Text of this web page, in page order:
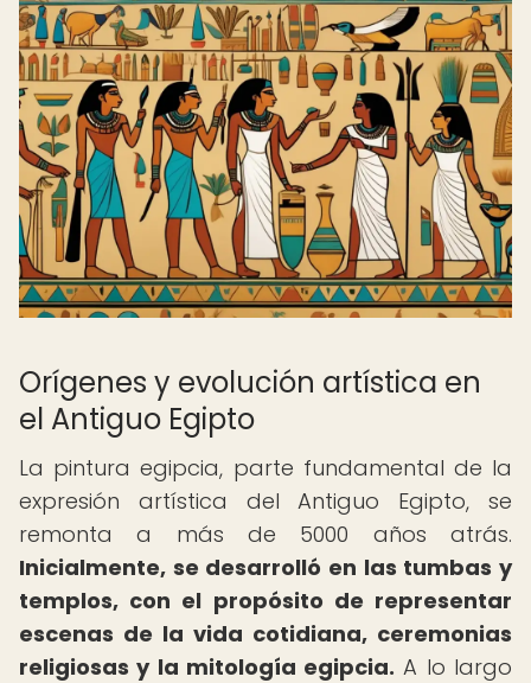
Orígenes y evolución artística en
el Antiguo Egipto
La pintura egipcia, parte fundamental de la
expresión artística del Antiguo Egipto, se
remonta a más de 5000 años atrás.
Inicialmente, se desarrolló en las tumbas y
templos, con el propósito de representar
escenas de la vida cotidiana, ceremonias
religiosas y la mitología egipcia. A lo largo